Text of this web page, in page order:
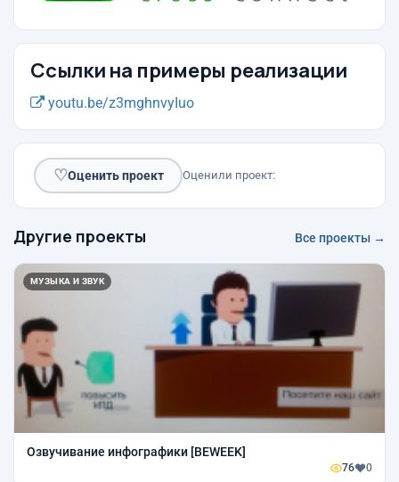
Ссылки на примеры реализации
youtu.be/z3mghnvyIuo
♡Оценить проект Оценили проект:
Другие проекты Все проекты →
МУЗЫКА И ЗВУК
Озвучивание инфографики [BEWEEK]
76 0